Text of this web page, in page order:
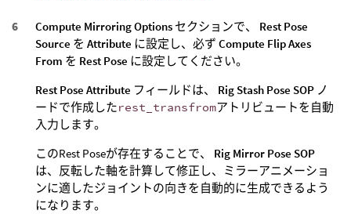
Compute Mirroring Options セクションで、 Rest Pose
Source を Attribute に設定し、必ず Compute Flip Axes
From を Rest Pose に設定してください。
Rest Pose Attribute フィールドは、 Rig Stash Pose SOP ノ
ードで作成したrest_transfromアトリビュートを自動
入力します。
このRest Poseが存在することで、 Rig Mirror Pose SOP
は、反転した軸を計算して修正し、ミラーアニメーショ
ンに適したジョイントの向きを自動的に生成できるよう
になります。